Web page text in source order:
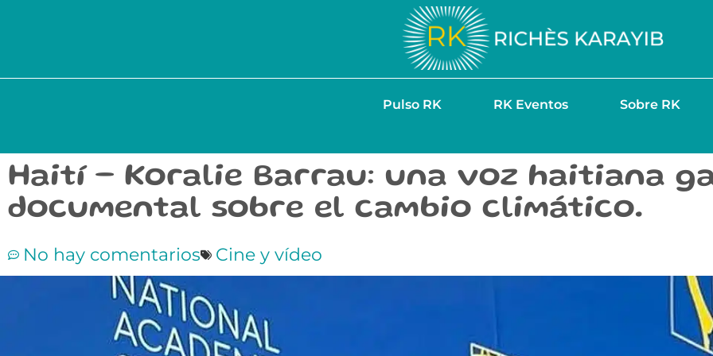
Pulso RK RK Eventos Sobre RK
Haití – Koralie Barrau: una voz haitiana
documental sobre el cambio climático.
No hay comentarios Cine y vídeo